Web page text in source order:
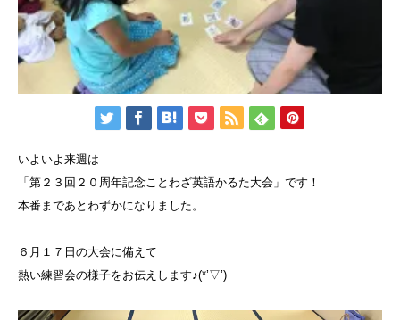
いよいよ来週は
「第２３回２０周年記念ことわざ英語かるた大会」です！
本番まであとわずかになりました。
６月１７日の大会に備えて
熱い練習会の様子をお伝えします♪(*’▽’)